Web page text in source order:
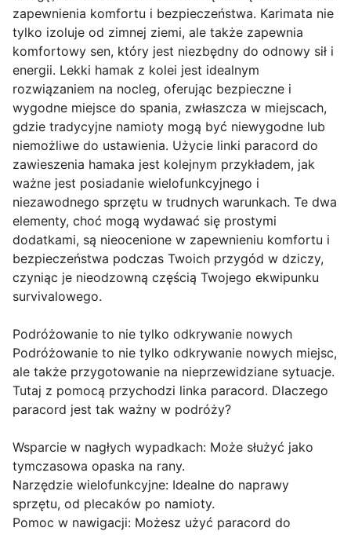
zapewnienia komfortu i bezpieczeństwa. Karimata nie
tylko izoluje od zimnej ziemi, ale także zapewnia
komfortowy sen, który jest niezbędny do odnowy sił i
energii. Lekki hamak z kolei jest idealnym
rozwiązaniem na nocleg, oferując bezpieczne i
wygodne miejsce do spania, zwłaszcza w miejscach,
gdzie tradycyjne namioty mogą być niewygodne lub
niemożliwe do ustawienia. Użycie linki paracord do
zawieszenia hamaka jest kolejnym przykładem, jak
ważne jest posiadanie wielofunkcyjnego i
niezawodnego sprzętu w trudnych warunkach. Te dwa
elementy, choć mogą wydawać się prostymi
dodatkami, są nieocenione w zapewnieniu komfortu i
bezpieczeństwa podczas Twoich przygód w dziczy,
czyniąc je nieodzowną częścią Twojego ekwipunku
survivalowego.
Podróżowanie to nie tylko odkrywanie nowych
Podróżowanie to nie tylko odkrywanie nowych miejsc,
ale także przygotowanie na nieprzewidziane sytuacje.
Tutaj z pomocą przychodzi linka paracord. Dlaczego
paracord jest tak ważny w podróży?
Wsparcie w nagłych wypadkach: Może służyć jako
tymczasowa opaska na rany.
Narzędzie wielofunkcyjne: Idealne do naprawy
sprzętu, od plecaków po namioty.
Pomoc w nawigacji: Możesz użyć paracord do